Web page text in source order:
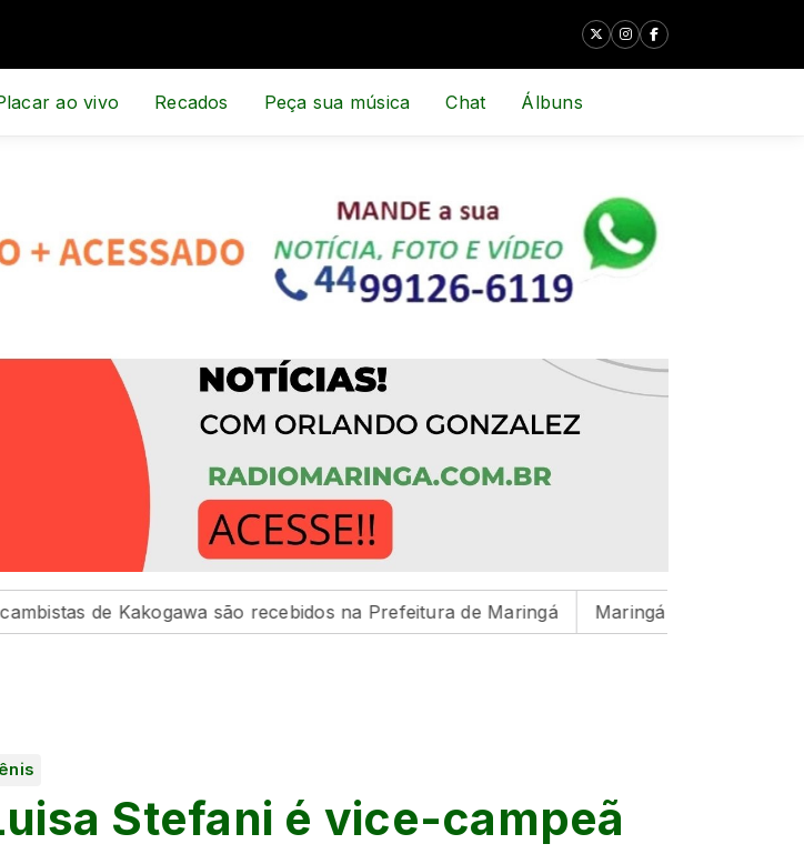
ao vivo Recados Peça sua música Chat Álbuns
Kakogawa são recebidos na Prefeitura de Maringá Maringá inicia preparação para
Stefani é vice-campeã